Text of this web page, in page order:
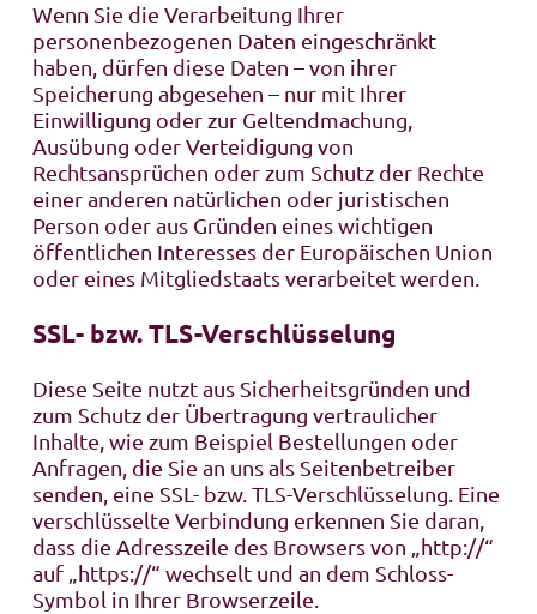
Wenn Sie die Verarbeitung Ihrer
personenbezogenen Daten eingeschränkt
haben, dürfen diese Daten – von ihrer
Speicherung abgesehen – nur mit Ihrer
Einwilligung oder zur Geltendmachung,
Ausübung oder Verteidigung von
Rechtsansprüchen oder zum Schutz der Rechte
einer anderen natürlichen oder juristischen
Person oder aus Gründen eines wichtigen
öffentlichen Interesses der Europäischen Union
oder eines Mitgliedstaats verarbeitet werden.
SSL- bzw. TLS-Verschlüsselung
Diese Seite nutzt aus Sicherheitsgründen und
zum Schutz der Übertragung vertraulicher
Inhalte, wie zum Beispiel Bestellungen oder
Anfragen, die Sie an uns als Seitenbetreiber
senden, eine SSL- bzw. TLS-Verschlüsselung. Eine
verschlüsselte Verbindung erkennen Sie daran,
dass die Adresszeile des Browsers von „http://“
auf „https://“ wechselt und an dem Schloss-
Symbol in Ihrer Browserzeile.